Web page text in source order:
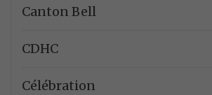
Canton Bell
CDHC
Célébration